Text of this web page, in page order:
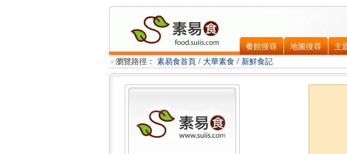
餐館搜尋 地圖搜尋 主
瀏覽路徑： 素易食首頁 / 大華素食 / 新鮮食記